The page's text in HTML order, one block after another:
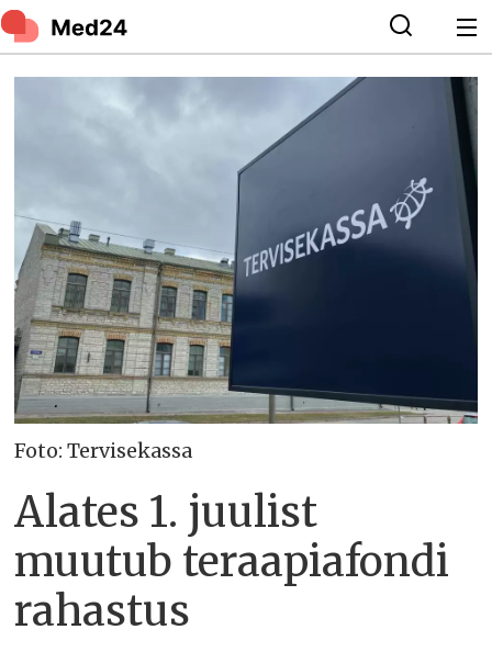
Foto: Tervisekassa
Alates 1. juulist
muutub teraapiafondi
rahastus